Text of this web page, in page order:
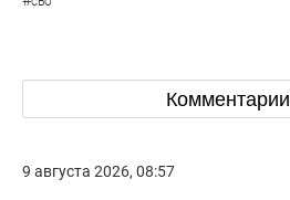
Комментарии
9 августа 2026, 08:57